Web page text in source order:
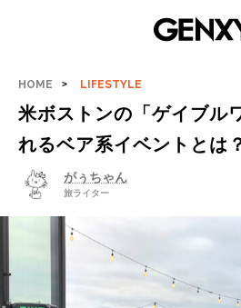
HOME LIFESTYLE
米ボストンの「ゲイブル
れるベア系イベントとは
がぅちゃん
旅ライター